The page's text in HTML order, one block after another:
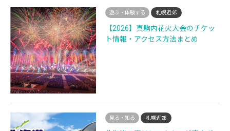
遊ぶ・体験する 札幌近郊
【2026】真駒内花火大会のチケッ
ト情報・アクセス方法まとめ
見る・知る 札幌近郊